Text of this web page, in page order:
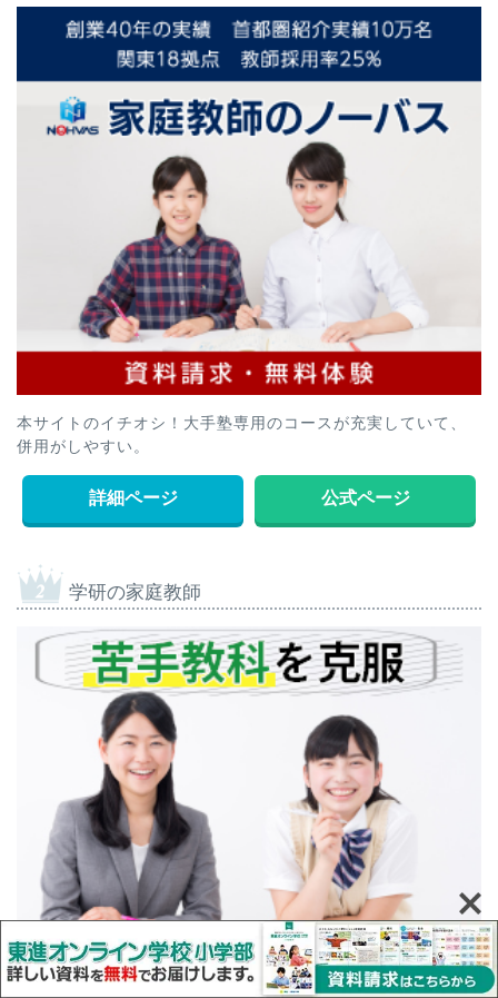
本サイトのイチオシ！大手塾専用のコースが充実していて、
併用がしやすい。
詳細ページ 公式ページ
学研の家庭教師